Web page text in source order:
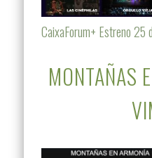
CaixaForum+ Estreno 25
MONTAÑAS